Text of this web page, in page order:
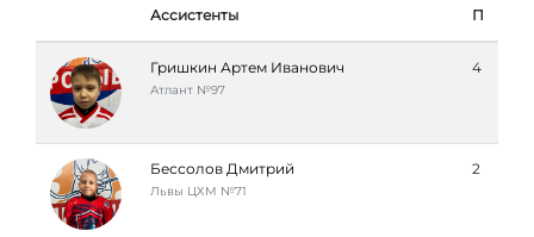
Ассистенты П
Гришкин Артем Иванович
Атлант №97
4
Бессолов Дмитрий
Львы ЦХМ №71
2